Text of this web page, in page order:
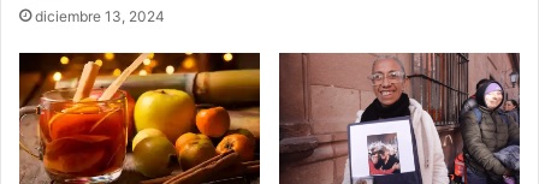
diciembre 13, 2024